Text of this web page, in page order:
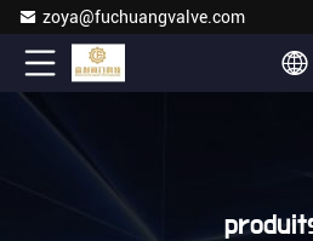
zoya@fuchuangvalve.com